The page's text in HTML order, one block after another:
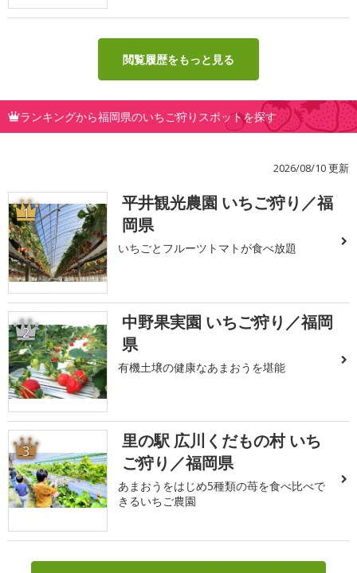
閲覧履歴をもっと見る
ランキングから福岡県のいちご狩りスポットを探す
2026/08/10 更新
1
平井観光農園 いちご狩り／福
岡県
いちごとフルーツトマトが食べ放題
2
中野果実園 いちご狩り／福岡
県
有機土壌の健康なあまおうを堪能
3
里の駅 広川くだもの村 いち
ご狩り／福岡県
あまおうをはじめ5種類の苺を食べ比べで
きるいちご農園